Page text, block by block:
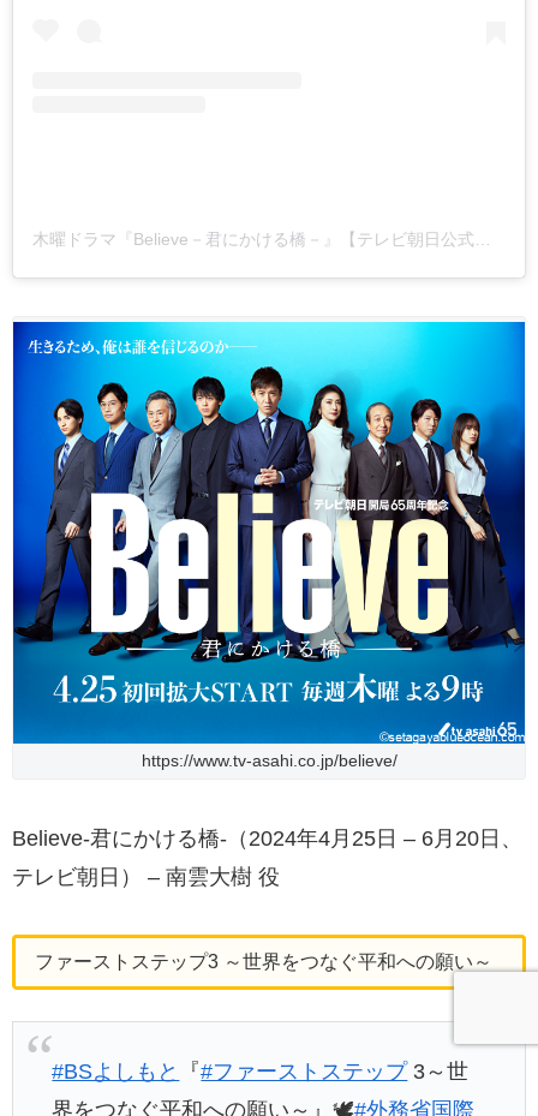
https://www.tv-asahi.co.jp/believe/
Believe-君にかける橋-（2024年4月25日 – 6月20日、
テレビ朝日） – 南雲大樹 役
ファーストステップ3 ～世界をつなぐ平和への願い～
#BSよしもと 『#ファーストステップ3～世
界をつなぐ平和への願い～』🕊️#外務省国際